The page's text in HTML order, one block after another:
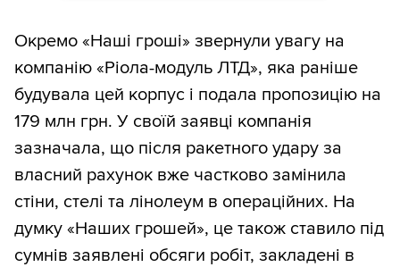
Окремо «Наші гроші» звернули увагу на
компанію «Ріола-модуль ЛТД», яка раніше
будувала цей корпус і подала пропозицію на
179 млн грн. У своїй заявці компанія
зазначала, що після ракетного удару за
власний рахунок вже частково замінила
стіни, стелі та лінолеум в операційних. На
думку «Наших грошей», це також ставило під
сумнів заявлені обсяги робіт, закладені в